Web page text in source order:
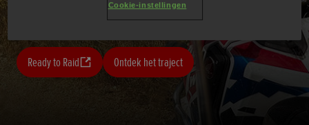
24 - 30 MEI 2026 | Occitanië > Catalonië
Ready to Raid Ontdek het traject
Cookie-instellingen